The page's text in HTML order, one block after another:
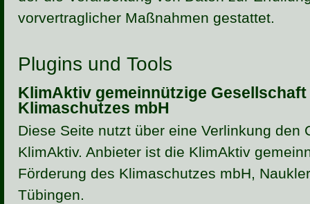
vorvertraglicher Maßnahmen gestattet.
Plugins und Tools
KlimAktiv gemeinnützige
Klimaschutzes mbH
Diese Seite nutzt über eine Verlinkung den
KlimAktiv. Anbieter ist die KlimAktiv
Förderung des Klimaschutzes mbH,
Tübingen.